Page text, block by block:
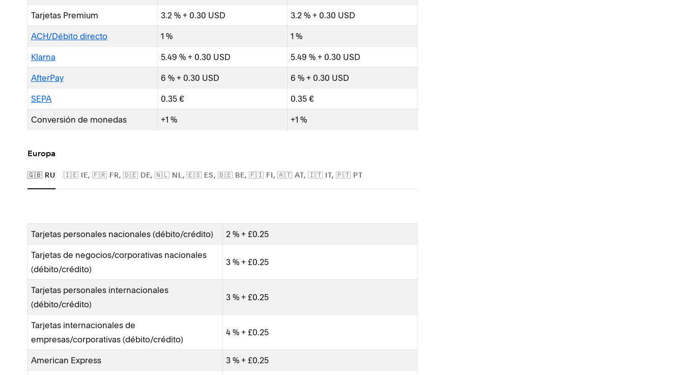
Tarjetas Premium 3.2 % + 0.30 USD 3.2 % + 0.30 USD
ACH/Débito directo 1 % 1 %
Klarna 5.49 % + 0.30 USD 5.49 % + 0.30 USD
AfterPay 6 % + 0.30 USD 6 % + 0.30 USD
SEPA 0.35 € 0.35 €
Conversión de monedas +1 % +1 %
Europa
🇬🇧 RU 🇮🇪 IE, 🇫🇷 FR, 🇩🇪 DE, 🇳🇱 NL, 🇪🇸 ES, 🇧🇪 BE, 🇫🇮 FI, 🇦🇹 AT, 🇮🇹 IT, 🇵🇹 PT
Tarjetas personales nacionales (débito/crédito) 2 % + £0.25
Tarjetas de negocios/corporativas nacionales
(débito/crédito)
3 % + £0.25
Tarjetas personales internacionales
(débito/crédito)
3 % + £0.25
Tarjetas internacionales de
empresas/corporativas (débito/crédito)
4 % + £0.25
American Express 3 % + £0.25